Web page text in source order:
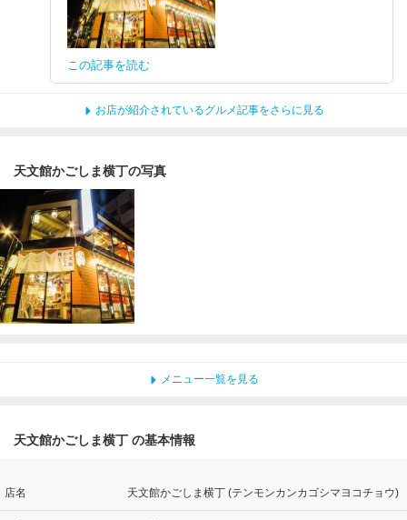
この記事を読む
お店が紹介されているグルメ記事をさらに見る
天文館かごしま横丁の写真
メニュー一覧を見る
天文館かごしま横丁 の基本情報
店名 天文館かごしま横丁 (テンモンカンカゴシマヨコチョウ)